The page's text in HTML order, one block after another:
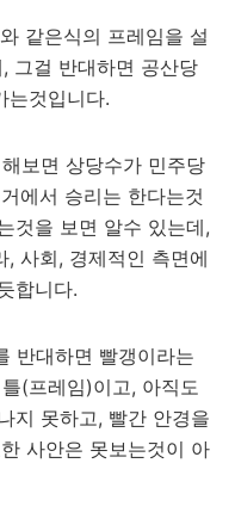
같은식의 프레임을 설
그걸 반대하면 공산당
는것입니다.
보면 상당수가 민주당
에서 승리는 한다는것
것을 보면 알수 있는데,
사회, 경제적인 측면에
합니다.
반대하면 빨갱이라는
(프레임)이고, 아직도
지 못하고, 빨간 안경을
사안은 못보는것이 아